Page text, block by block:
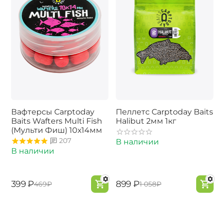
Вафтерсы Carptoday
Baits Wafters Multi Fish
(Мульти Фиш) 10х14мм
207
В наличии
‍399‍ ₽‍469‍₽
Пеллетс Carptoday Baits
Halibut 2мм 1кг
В наличии
‍899‍ ₽‍1 058‍₽